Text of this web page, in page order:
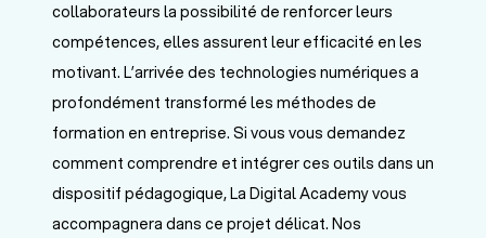
collaborateurs la possibilité de renforcer leurs
compétences, elles assurent leur efficacité en les
motivant. L’arrivée des technologies numériques a
profondément transformé les méthodes de
formation en entreprise. Si vous vous demandez
comment comprendre et intégrer ces outils dans un
dispositif pédagogique, La Digital Academy vous
accompagnera dans ce projet délicat. Nos